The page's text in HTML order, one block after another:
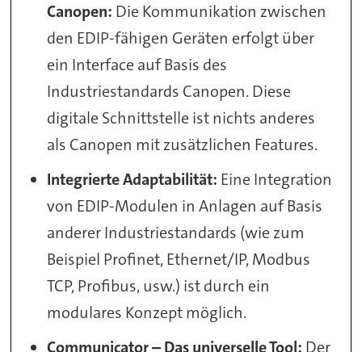
Canopen: Die Kommunikation zwischen
den EDIP-fähigen Geräten erfolgt über
ein Interface auf Basis des
Industriestandards Canopen. Diese
digitale Schnittstelle ist nichts anderes
als Canopen mit zusätzlichen Features.
Integrierte Adaptabilität: Eine Integration
von EDIP-Modulen in Anlagen auf Basis
anderer Industriestandards (wie zum
Beispiel Profinet, Ethernet/IP, Modbus
TCP, Profibus, usw.) ist durch ein
modulares Konzept möglich.
Communicator – Das universelle Tool: Der